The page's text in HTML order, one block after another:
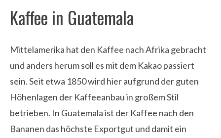
Kaffee in Guatemala
Mittelamerika hat den Kaffee nach Afrika gebracht
und anders herum soll es mit dem Kakao passiert
sein. Seit etwa 1850 wird hier aufgrund der guten
Höhenlagen der Kaffeeanbau in großem Stil
betrieben. In Guatemala ist der Kaffee nach den
Bananen das höchste Exportgut und damit ein